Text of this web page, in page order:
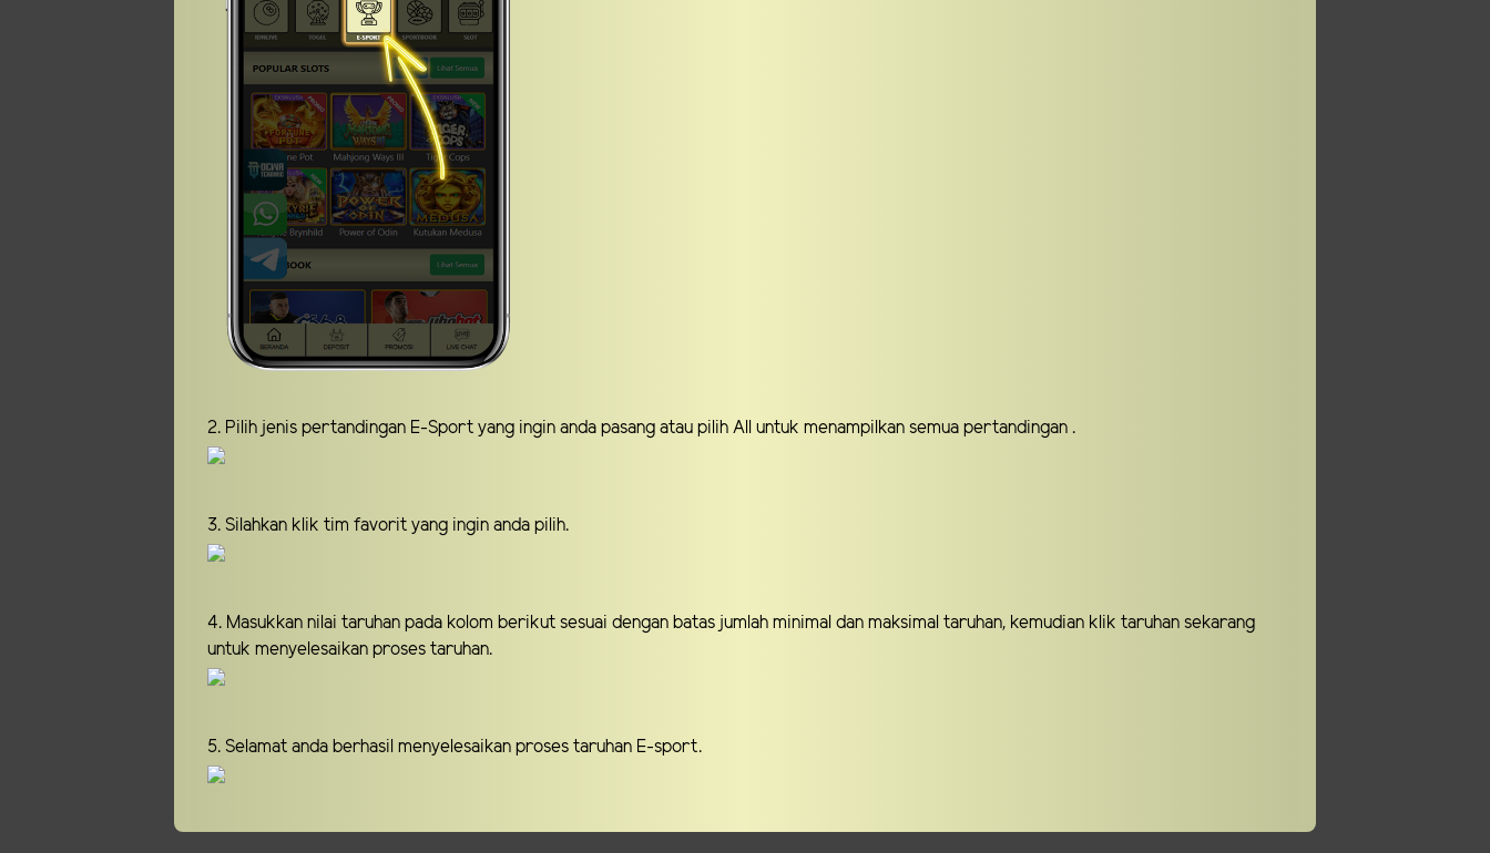
2. Pilih jenis pertandingan E-Sport yang ingin anda pasang atau pilih All untuk menampilkan semua pertandingan .
3. Silahkan klik tim favorit yang ingin anda pilih.
4. Masukkan nilai taruhan pada kolom berikut sesuai dengan batas jumlah minimal dan maksimal taruhan, kemudian klik taruhan sekarang
untuk menyelesaikan proses taruhan.
5. Selamat anda berhasil menyelesaikan proses taruhan E-sport.